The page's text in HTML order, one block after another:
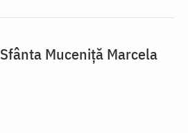
Sfânta Muceniță Marcela